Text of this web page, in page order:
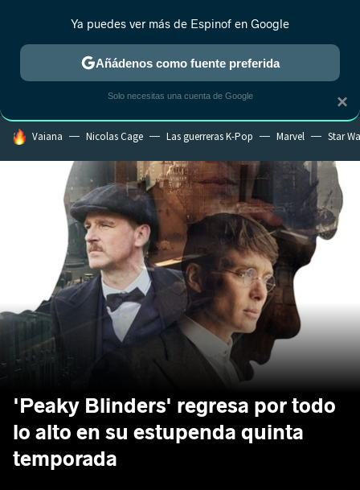
MENÚ NUEVO
ESTRENOS REALITY ANIME RANKINGS CINE
HOY SE HABLA DE
Vaiana Nicolas Cage Las guerreras K-Pop Marvel Star
'Peaky Blinders' regresa por todo
lo alto en su estupenda quinta
temporada
×
Ya puedes ver más de Espinof en Google
Añádenos como fuente preferida
Solo necesitas una cuenta de Google